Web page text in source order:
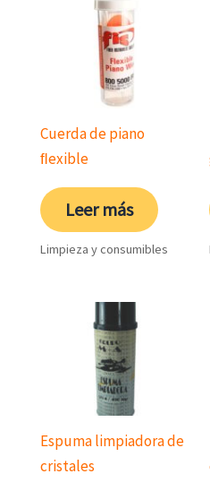
Cuerda de piano
ﬂexible
Leer más
Limpieza y consumibles
Espuma limpiadora de
cristales